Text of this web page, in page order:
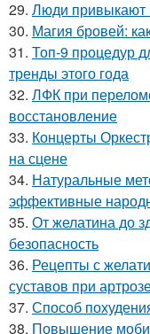
29. Люди привыкают
30. Магия бровей:
31. Топ-9 процедур
тренды этого года
32. ЛФК при
восстановление
33. Концерты
на сцене
34. Натуральные
эффективные
35. От желатина до
безопасность
36. Рецепты с
суставов при
37. Способ
38. Повышение